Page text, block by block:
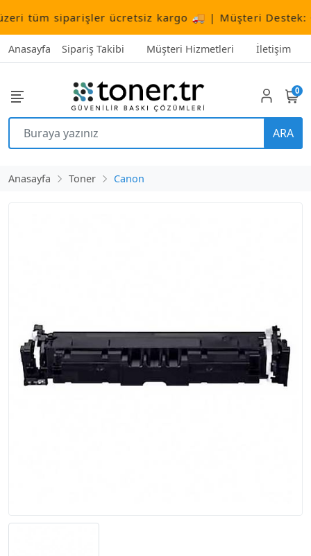
tüm siparişler ücretsiz kargo 🚚 | Müşteri Destek:
Anasayfa Sipariş Takibi Müşteri Hizmetleri İletişim
ARA
0
Anasayfa Toner Canon